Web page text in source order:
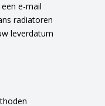
e-mail
radiatoren
leverdatum